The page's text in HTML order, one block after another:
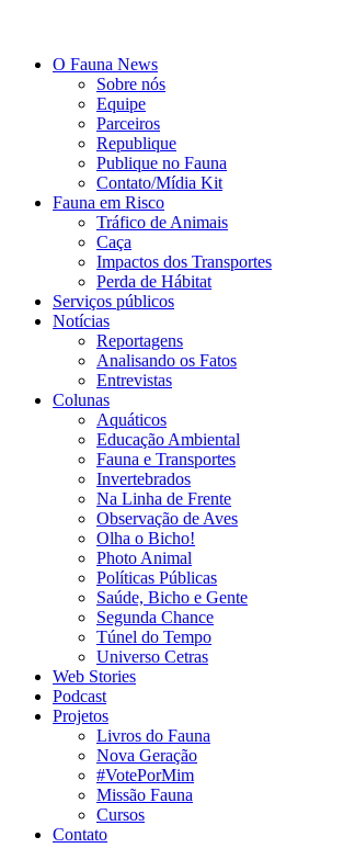
O Fauna News
Sobre nós
Equipe
Parceiros
Republique
Publique no Fauna
Contato/Mídia Kit
Fauna em Risco
Tráfico de Animais
Caça
Impactos dos Transportes
Perda de Hábitat
Serviços públicos
Notícias
Reportagens
Analisando os Fatos
Entrevistas
Colunas
Aquáticos
Educação Ambiental
Fauna e Transportes
Invertebrados
Na Linha de Frente
Observação de Aves
Olha o Bicho!
Photo Animal
Políticas Públicas
Saúde, Bicho e Gente
Segunda Chance
Túnel do Tempo
Universo Cetras
Web Stories
Podcast
Projetos
Livros do Fauna
Nova Geração
#VotePorMim
Missão Fauna
Cursos
Contato